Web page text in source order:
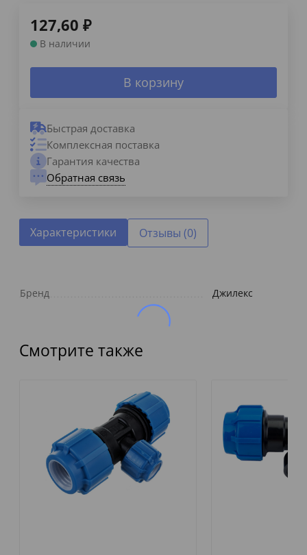
127,60 ₽
В наличии
В корзину
Быстрая доставка
Комплексная поставка
Гарантия качества
Обратная связь
Характеристики Отзывы (0)
Бренд Джилекс
Смотрите также